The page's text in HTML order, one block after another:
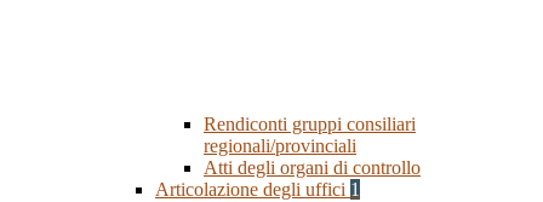
Rendiconti gruppi consiliari
regionali/provinciali
Atti degli organi di controllo
Articolazione degli uffici 1